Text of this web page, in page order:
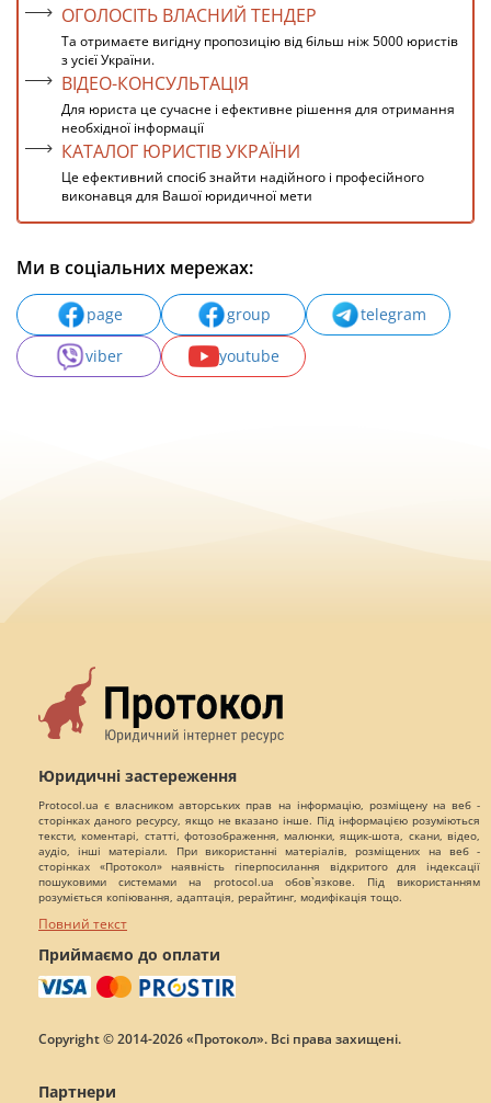
ОГОЛОСІТЬ ВЛАСНИЙ ТЕНДЕР
Та отримаєте вигідну пропозицію від більш ніж 5000 юристів
з усієї України.
ВІДЕО-КОНСУЛЬТАЦІЯ
Для юриста це сучасне і ефективне рішення для отримання
необхідної інформації
КАТАЛОГ ЮРИСТІВ УКРАЇНИ
Це ефективний спосіб знайти надійного і професійного
виконавця для Вашої юридичної мети
Ми в соціальних мережах:
page group
telegram
viber
youtube
Юридичні застереження
Protocol.ua є власником авторських прав на інформацію, розміщену на веб -
сторінках даного ресурсу, якщо не вказано інше. Під інформацією розуміються
тексти, коментарі, статті, фотозображення, малюнки, ящик-шота, скани, відео,
аудіо, інші матеріали. При використанні матеріалів, розміщених на веб -
сторінках «Протокол» наявність гіперпосилання відкритого для індексації
пошуковими системами на protocol.ua обов`язкове. Під використанням
розуміється копіювання, адаптація, рерайтинг, модифікація тощо.
Повний текст
Приймаємо до оплати
Copyright © 2014-2026 «Протокол». Всі права захищені.
Партнери